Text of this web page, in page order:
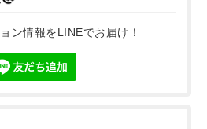
ン情報をLINEでお届け！